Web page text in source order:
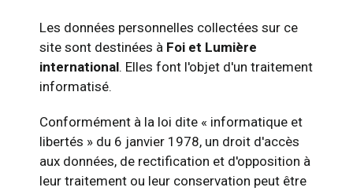
Les données personnelles collectées sur ce
site sont destinées à Foi et Lumière
international. Elles font l'objet d'un traitement
informatisé.
Conformément à la loi dite « informatique et
libertés » du 6 janvier 1978, un droit d'accès
aux données, de rectification et d'opposition à
leur traitement ou leur conservation peut être